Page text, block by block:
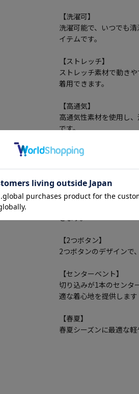
【洗濯可】
洗濯可能で、いつでも
イテムです。
【ストレッチ】
ストレッチ素材で動き
着用できます。
【高通気】
高通気性素材を使用し
です。
【撥水】
撥水機能付きで、雨や
れるアイテムです。
【背抜き】
背中の裏地が省かれて
【2つボタン】
2つボタンのデザインで
【センターベント】
切り込みが1本のセンタ
適な着心地を提供します
【春夏】
春夏シーズンに最適な